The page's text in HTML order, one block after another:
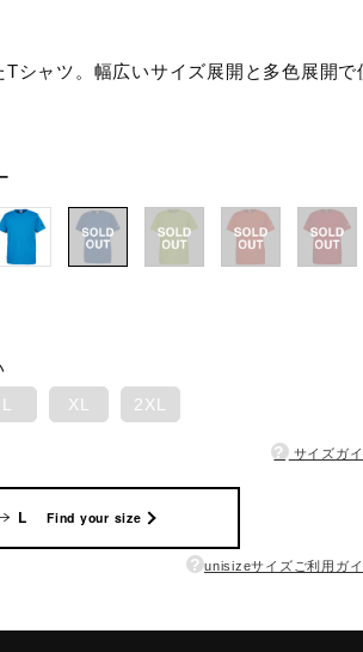
シャツ。幅広いサイズ展開と多色展開で
L XL 2XL
? サイズガイ
L Find your size
? unisizeサイズご利用ガイ